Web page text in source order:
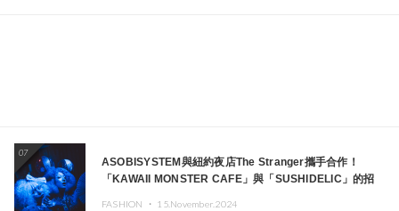
07
ASOBISYSTEM與紐約夜店The Stranger攜手合作！
「KAWAII MONSTER CAFE」與「SUSHIDELIC」的招
FASHION ・ 15.November.2024